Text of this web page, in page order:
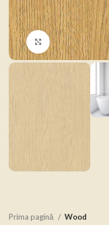
Click to enlarge
Prima pagină Wood